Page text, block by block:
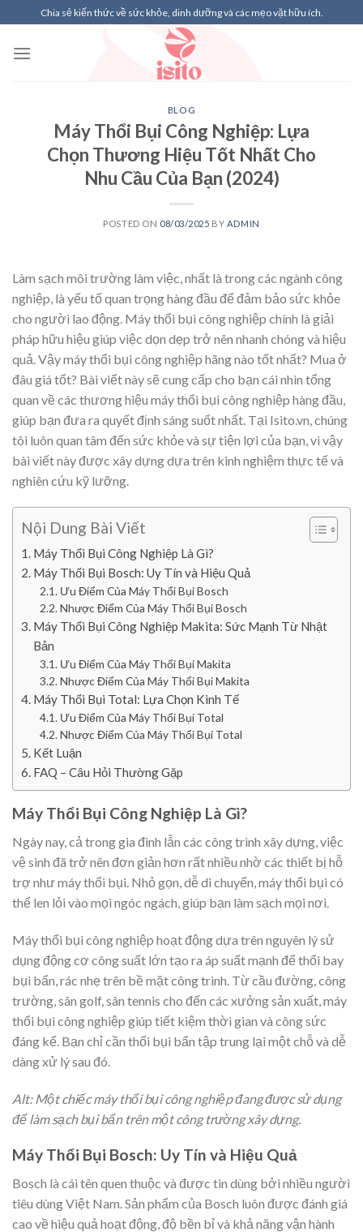
to
content
Chia sẻ kiến thức về sức khỏe, dinh dưỡng và các mẹo vặt hữu ích.
BLOG
Máy Thổi Bụi Công Nghiệp: Lựa
Chọn Thương Hiệu Tốt Nhất Cho
Nhu Cầu Của Bạn (2024)
POSTED ON 08/03/2025 BY ADMIN
Làm sạch môi trường làm việc, nhất là trong các ngành công
nghiệp, là yếu tố quan trọng hàng đầu để đảm bảo sức khỏe
cho người lao động. Máy thổi bụi công nghiệp chính là giải
pháp hữu hiệu giúp việc dọn dẹp trở nên nhanh chóng và hiệu
quả. Vậy máy thổi bụi công nghiệp hãng nào tốt nhất? Mua ở
đâu giá tốt? Bài viết này sẽ cung cấp cho bạn cái nhìn tổng
quan về các thương hiệu máy thổi bụi công nghiệp hàng đầu,
giúp bạn đưa ra quyết định sáng suốt nhất. Tại Isito.vn, chúng
tôi luôn quan tâm đến sức khỏe và sự tiện lợi của bạn, vì vậy
bài viết này được xây dựng dựa trên kinh nghiệm thực tế và
nghiên cứu kỹ lưỡng.
Nội Dung Bài Viết
Máy Thổi Bụi Công Nghiệp Là Gì?
Máy Thổi Bụi Bosch: Uy Tín và Hiệu Quả
Ưu Điểm Của Máy Thổi Bụi Bosch
Nhược Điểm Của Máy Thổi Bụi Bosch
Máy Thổi Bụi Công Nghiệp Makita: Sức Mạnh Từ Nhật
Bản
Ưu Điểm Của Máy Thổi Bụi Makita
Nhược Điểm Của Máy Thổi Bụi Makita
Máy Thổi Bụi Total: Lựa Chọn Kinh Tế
Ưu Điểm Của Máy Thổi Bụi Total
Nhược Điểm Của Máy Thổi Bụi Total
Kết Luận
FAQ – Câu Hỏi Thường Gặp
Máy Thổi Bụi Công Nghiệp Là Gì?
Ngày nay, cả trong gia đình lẫn các công trình xây dựng, việc
vệ sinh đã trở nên đơn giản hơn rất nhiều nhờ các thiết bị hỗ
trợ như máy thổi bụi. Nhỏ gọn, dễ di chuyển, máy thổi bụi có
thể len lỏi vào mọi ngóc ngách, giúp bạn làm sạch mọi nơi.
Máy thổi bụi công nghiệp hoạt động dựa trên nguyên lý sử
dụng động cơ công suất lớn tạo ra áp suất mạnh để thổi bay
bụi bẩn, rác nhẹ trên bề mặt công trình. Từ cầu đường, công
trường, sân golf, sân tennis cho đến các xưởng sản xuất, máy
thổi bụi công nghiệp giúp tiết kiệm thời gian và công sức
đáng kể. Bạn chỉ cần thổi bụi bẩn tập trung lại một chỗ và dễ
dàng xử lý sau đó.
Alt: Một chiếc máy thổi bụi công nghiệp đang được sử dụng
để làm sạch bụi bẩn trên một công trường xây dựng.
Máy Thổi Bụi Bosch: Uy Tín và Hiệu Quả
Bosch là cái tên quen thuộc và được tin dùng bởi nhiều người
tiêu dùng Việt Nam. Sản phẩm của Bosch luôn được đánh giá
cao về hiệu quả hoạt động, độ bền bỉ và khả năng vận hành